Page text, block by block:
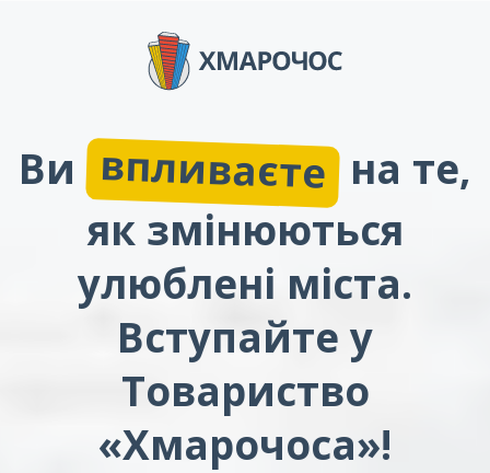
Ви впливаєте на те,
як змінюються
улюблені міста.
Вступайте у
Товариство
«Хмарочоса»!